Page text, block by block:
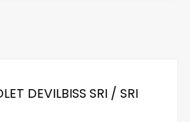
DEVILBISS SRI / SRI